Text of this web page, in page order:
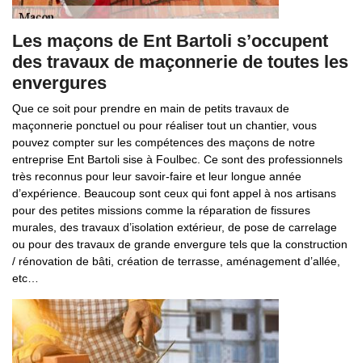
Les maçons de Ent Bartoli s’occupent
des travaux de maçonnerie de toutes les
envergures
Que ce soit pour prendre en main de petits travaux de
maçonnerie ponctuel ou pour réaliser tout un chantier, vous
pouvez compter sur les compétences des maçons de notre
entreprise Ent Bartoli sise à Foulbec. Ce sont des professionnels
très reconnus pour leur savoir-faire et leur longue année
d’expérience. Beaucoup sont ceux qui font appel à nos artisans
pour des petites missions comme la réparation de fissures
murales, des travaux d’isolation extérieur, de pose de carrelage
ou pour des travaux de grande envergure tels que la construction
/ rénovation de bâti, création de terrasse, aménagement d’allée,
etc…